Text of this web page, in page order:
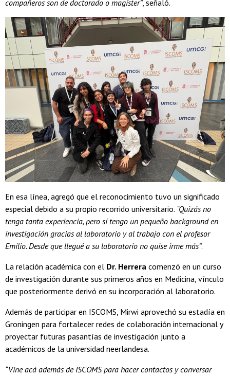
compañeros son de doctorado o magíster”, señaló.
En esa línea, agregó que el reconocimiento tuvo un significado
especial debido a su propio recorrido universitario. “Quizás no
tenga tanta experiencia, pero sí tengo un pequeño background en
investigación gracias al laboratorio y al trabajo con el profesor
Emilio. Desde que llegué a su laboratorio no quise irme más”.
La relación académica con el Dr. Herrera comenzó en un curso
de investigación durante sus primeros años en Medicina, vínculo
que posteriormente derivó en su incorporación al laboratorio.
Además de participar en ISCOMS, Mirwi aprovechó su estadía en
Groningen para fortalecer redes de colaboración internacional y
proyectar futuras pasantías de investigación junto a
académicos de la universidad neerlandesa.
“Vine acá además de ISCOMS para hacer contactos y conversar